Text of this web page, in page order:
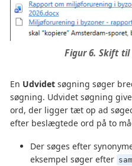
Figur 6. Skift
En Udvidet søgning søger
søgning. Udvidet søgning
ord, der ligger tæt op ad
efter beslægtede ord på to
Der søges efter
eksempel søger efter